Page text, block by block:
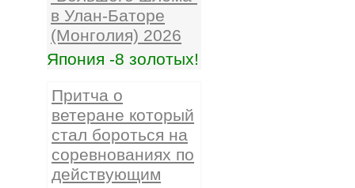
в Улан-Баторе
(Монголия) 2026
Япония -8 золотых!
Притча о
ветеране который
стал бороться на
соревнованиях по
действующим